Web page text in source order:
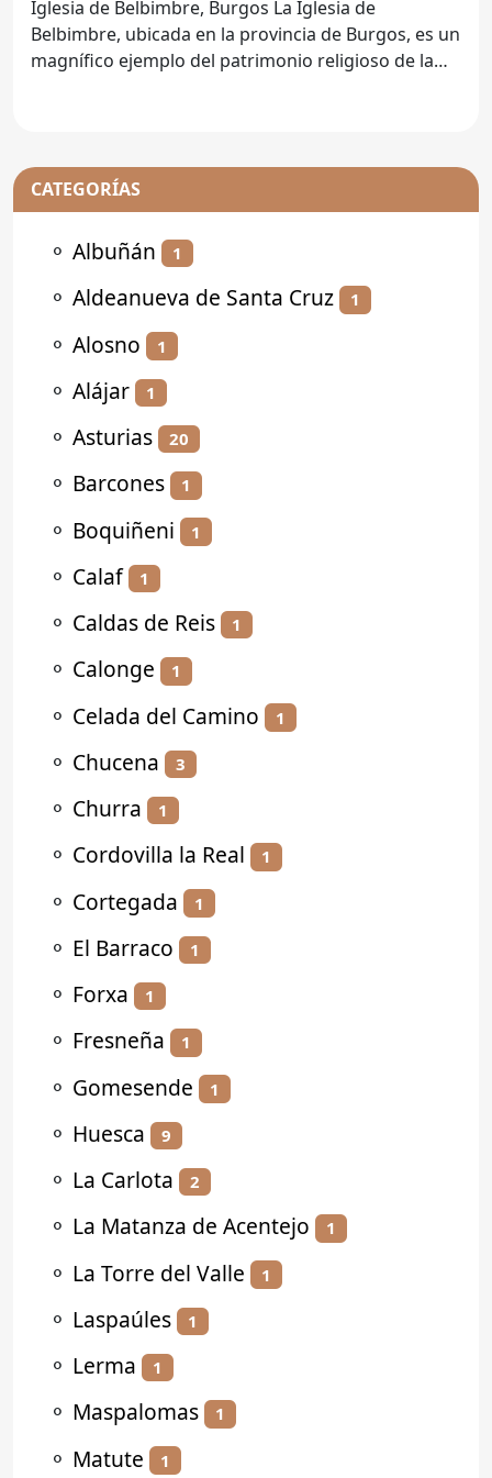
Iglesia de Belbimbre, Burgos La Iglesia de
Belbimbre, ubicada en la provincia de Burgos, es un
magnífico ejemplo del patrimonio religioso de la
CATEGORÍAS
⚬ Albuñán 1
⚬ Aldeanueva de Santa Cruz 1
⚬ Alosno 1
⚬ Alájar 1
⚬ Asturias 20
⚬ Barcones 1
⚬ Boquiñeni 1
⚬ Calaf 1
⚬ Caldas de Reis 1
⚬ Calonge 1
⚬ Celada del Camino 1
⚬ Chucena 3
⚬ Churra 1
⚬ Cordovilla la Real 1
⚬ Cortegada 1
⚬ El Barraco 1
⚬ Forxa 1
⚬ Fresneña 1
⚬ Gomesende 1
⚬ Huesca 9
⚬ La Carlota 2
⚬ La Matanza de Acentejo 1
⚬ La Torre del Valle 1
⚬ Laspaúles 1
⚬ Lerma 1
⚬ Maspalomas 1
⚬ Matute 1